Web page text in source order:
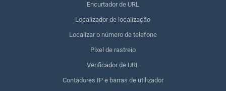
Encurtador de URL
Localizador de localização
Localizar o número de telefone
Pixel de rastreio
Verificador de URL
Contadores IP e barras de utilizador